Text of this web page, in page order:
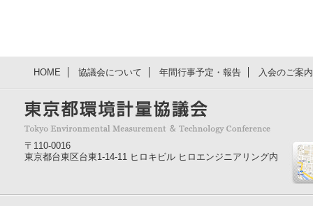
HOME 協議会について 年間行事予定・報告 入会のご案
〒110-0016
東京都台東区台東1-14-11 ヒロキビル ヒロエンジニアリング内